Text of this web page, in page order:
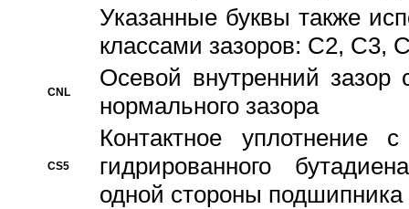
Указанные буквы также
классами зазоров: С2,
CNL
Осевой внутренний зазор
нормального зазора
CS5
Контактное уплотнение
гидрированного
одной стороны подшипника